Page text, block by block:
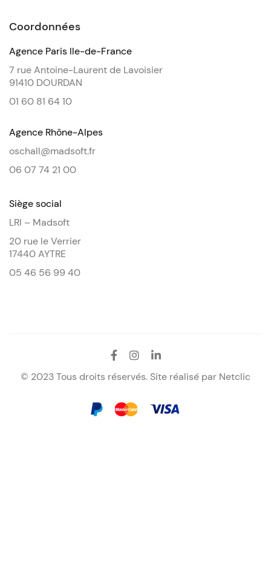
Coordonnées
Agence Paris Ile-de-France
7 rue Antoine-Laurent de Lavoisier
91410 DOURDAN
01 60 81 64 10
Agence Rhône-Alpes
oschall@madsoft.fr
06 07 74 21 00
Siège social
LRI – Madsoft
20 rue le Verrier
17440 AYTRE
05 46 56 99 40
© 2023 Tous droits réservés. Site réalisé par Netclic